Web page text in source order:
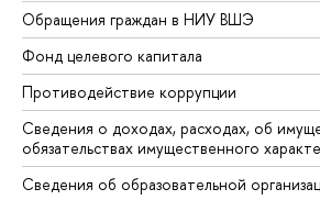
Обращения граждан в НИУ ВШЭ
Фонд целевого капитала
Противодействие коррупции
Сведения о доходах, расходах, об
обязательствах имущественного
Сведения об образовательной